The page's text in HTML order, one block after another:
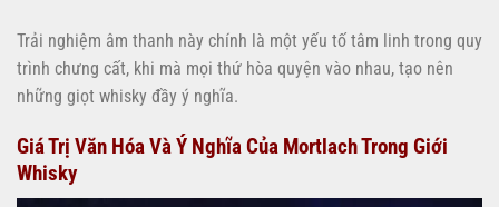
Trải nghiệm âm thanh này chính là một yếu tố tâm linh trong quy
trình chưng cất, khi mà mọi thứ hòa quyện vào nhau, tạo nên
những giọt whisky đầy ý nghĩa.
Giá Trị Văn Hóa Và Ý Nghĩa Của Mortlach Trong Giới
Whisky